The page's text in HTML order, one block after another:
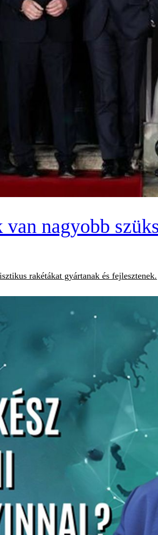
nagyobb
rakétákat gyártanak és fejlesztenek.